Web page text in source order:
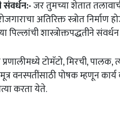
संवर्धन:-जर तुमच्या शेतात
अतिरिक्त स्त्रोत
पिल्लांची शास्त्रोक्तपद्धतीने
प्रणालीमध्ये टोमॅटो, मिरची,
वनस्पतींसाठी पोषक म्हणून
करता येते.